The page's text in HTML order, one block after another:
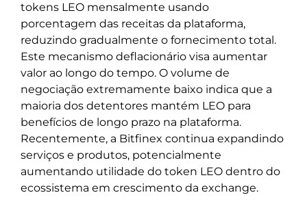
tokens LEO mensalmente usando
porcentagem das receitas da plataforma,
reduzindo gradualmente o fornecimento total.
Este mecanismo deflacionário visa aumentar
valor ao longo do tempo. O volume de
negociação extremamente baixo indica que a
maioria dos detentores mantém LEO para
benefícios de longo prazo na plataforma.
Recentemente, a Bitfinex continua expandindo
serviços e produtos, potencialmente
aumentando utilidade do token LEO dentro do
ecossistema em crescimento da exchange.